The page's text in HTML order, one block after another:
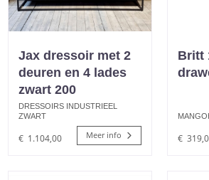
Jax dressoir met 2
deuren en 4 lades
zwart 200
DRESSOIRS INDUSTRIEEL
ZWART
€ 1.104,00 Meer info
Britt
€